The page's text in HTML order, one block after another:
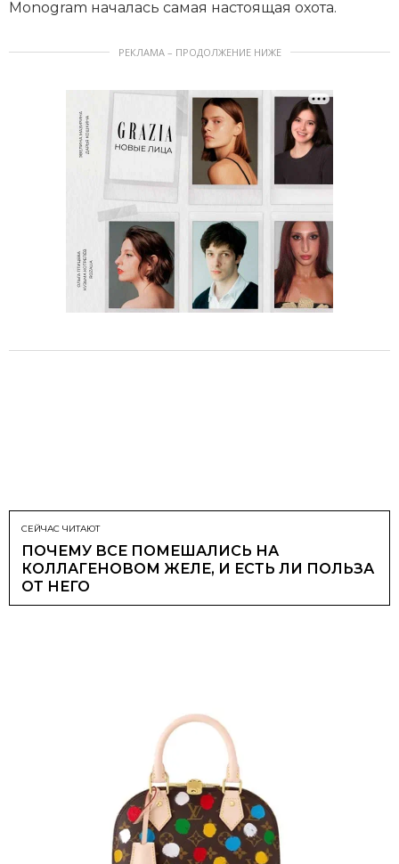
Monogram началась самая настоящая охота.
РЕКЛАМА – ПРОДОЛЖЕНИЕ НИЖЕ
СЕЙЧАС ЧИТАЮТ
ПОЧЕМУ ВСЕ ПОМЕШАЛИСЬ НА
КОЛЛАГЕНОВОМ ЖЕЛЕ, И ЕСТЬ ЛИ ПОЛЬЗА
ОТ НЕГО